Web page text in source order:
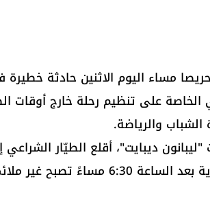
مساء اليوم الاثنين حادثة خطيرة
الخاصة على تنظيم رحلة خارج أوقات
الشباب والرياضة.
ديبايت"، أقلع الطيّار
أن الظروف الجوية بعد الساعة